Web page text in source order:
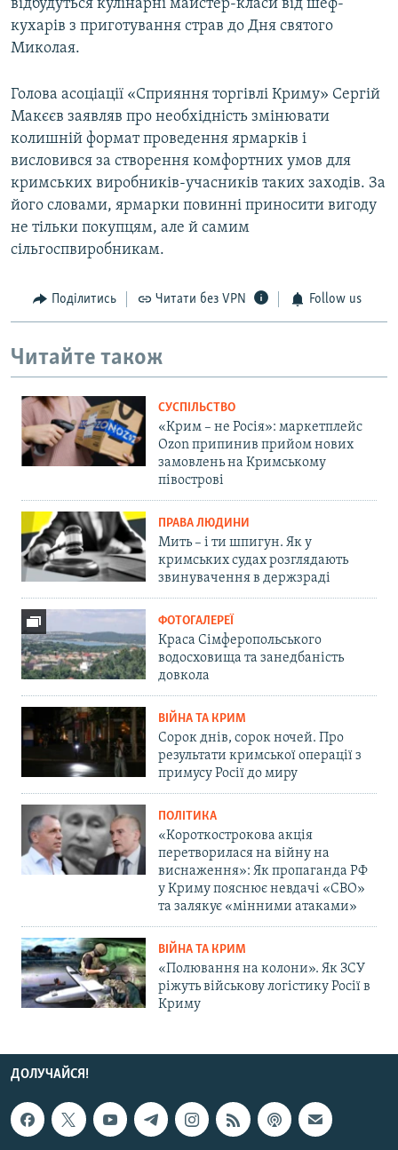
відбудуться кулінарні майстер-класи від шеф-
кухарів з приготування страв до Дня святого
Миколая.
Голова асоціації «Сприяння торгівлі Криму» Сергій
Макєєв заявляв про необхідність змінювати
колишній формат проведення ярмарків і
висловився за створення комфортних умов для
кримських виробників-учасників таких заходів. За
його словами, ярмарки повинні приносити вигоду
не тільки покупцям, але й самим
сільгоспвиробникам.
Поділитись Читати без VPN Follow us
Читайте також
СУСПІЛЬСТВО
«Крим – не Росія»: маркетплейс
Ozon припинив прийом нових
замовлень на Кримському
півострові
ПРАВА ЛЮДИНИ
Мить – і ти шпигун. Як у
кримських судах розглядають
звинувачення в держзраді
ФОТОГАЛЕРЕЇ
Краса Сімферопольського
водосховища та занедбаність
довкола
ВІЙНА ТА КРИМ
Сорок днів, сорок ночей. Про
результати кримської операції з
примусу Росії до миру
ПОЛІТИКА
«Короткострокова акція
перетворилася на війну на
виснаження»: Як пропаганда РФ
у Криму пояснює невдачі «СВО»
та залякує «мінними атаками»
ВІЙНА ТА КРИМ
«Полювання на колони». Як ЗСУ
ріжуть військову логістику Росії в
Криму
ДОЛУЧАЙСЯ!